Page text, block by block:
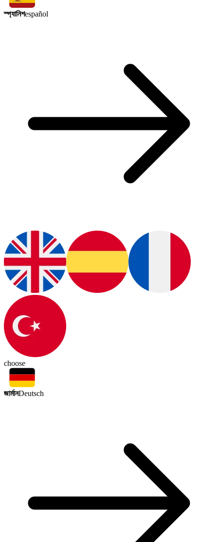
স্প্যানিশespañol
choose
জার্মানDeutsch